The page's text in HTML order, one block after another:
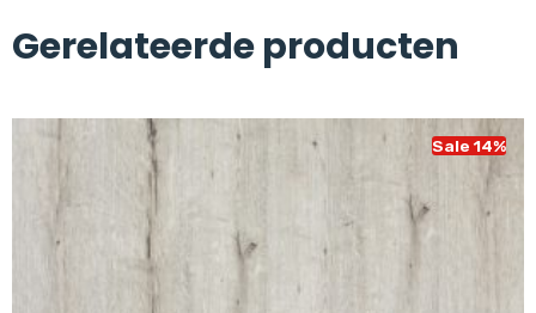
Gerelateerde producten
Sale 14%